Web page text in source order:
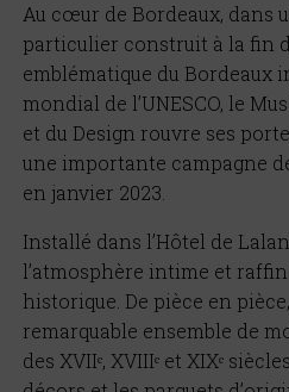
Au cœur de Bordeaux, dans
particulier construit à la fin
emblématique du Bordeaux
mondial de l’UNESCO, le
et du Design rouvre ses
une importante campagne
en janvier 2023.
Installé dans l’Hôtel de
l’atmosphère intime et
historique. De pièce en
remarquable ensemble de
des XVIIᵉ, XVIIIᵉ et XIXᵉ